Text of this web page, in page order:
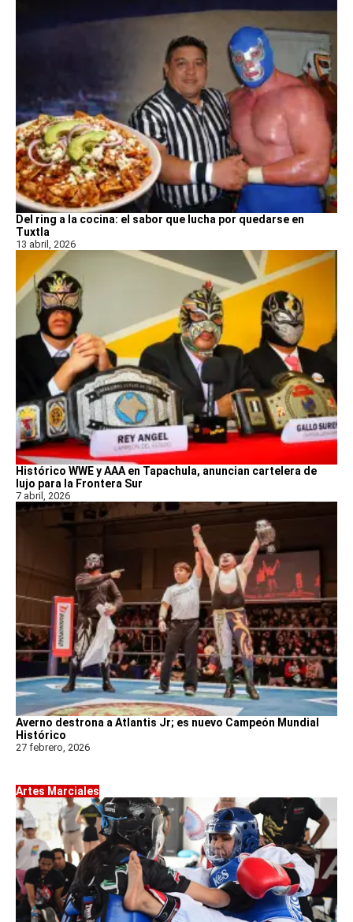
Del ring a la cocina: el sabor que lucha por quedarse en
Tuxtla
13 abril, 2026
Histórico WWE y AAA en Tapachula, anuncian cartelera de
lujo para la Frontera Sur
7 abril, 2026
Averno destrona a Atlantis Jr; es nuevo Campeón Mundial
Histórico
27 febrero, 2026
Artes Marciales